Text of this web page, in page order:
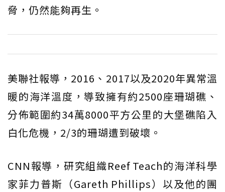
脅，仍然能夠再生。
美聯社報導，2016、2017以及2020年異常溫
暖的海洋溫度，導致擁有約2500座珊瑚礁、
分佈範圍約34萬8000平方公里的大堡礁陷入
白化危機，2/3的珊瑚遭到破壞。
CNN報導，研究組織Reef Teach的海洋科學
家菲力普斯（Gareth Phillips）以及他的團